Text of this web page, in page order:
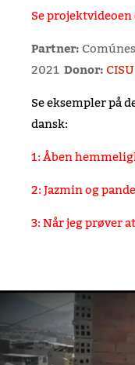
Se
Partner:
2021 Donor:CISU
Se eksempler på
dansk:
1: Åben
2: Jazmin og
3: Når jeg prøver